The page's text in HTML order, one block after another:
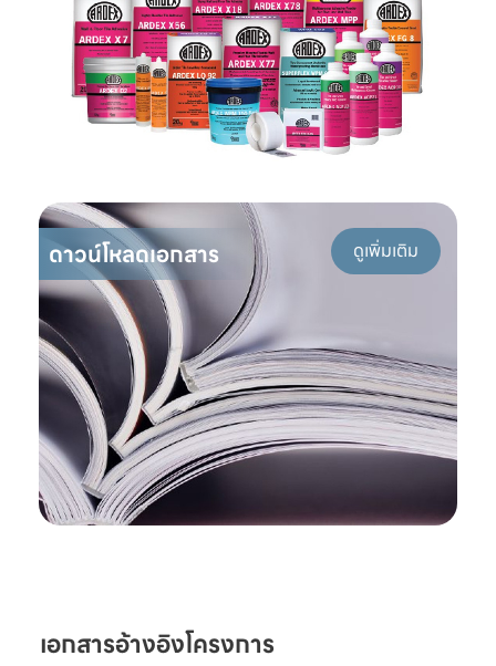
ดาวน์โหลดเอกสาร ดูเพิ่มเติม
เอกสารอ้างอิงโครงการ